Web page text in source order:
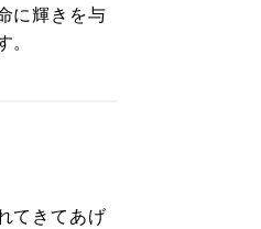
に輝きを与
てきてあげ